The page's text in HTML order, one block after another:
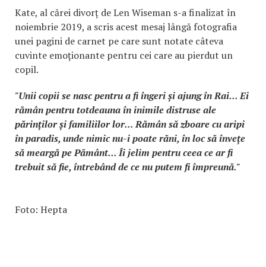
Kate, al cărei divorț de Len Wiseman s-a finalizat în
noiembrie 2019, a scris acest mesaj lângă fotografia
unei pagini de carnet pe care sunt notate câteva
cuvinte emoționante pentru cei care au pierdut un
copil.
"Unii copii se nasc pentru a fi îngeri și ajung în Rai... Ei
rămân pentru totdeauna în inimile distruse ale
părinților și familiilor lor... Rămân să zboare cu aripi
în paradis, unde nimic nu-i poate răni, în loc să învețe
să meargă pe Pământ... Îi jelim pentru ceea ce ar fi
trebuit să fie, întrebând de ce nu putem fi împreună."
Foto: Hepta